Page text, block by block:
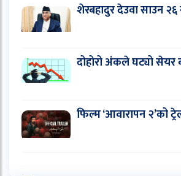
शेरबहादुर देउवा साउन
दोहोरो अंकले घट्यो सेयर
फिल्म ‘आवारापन २’को